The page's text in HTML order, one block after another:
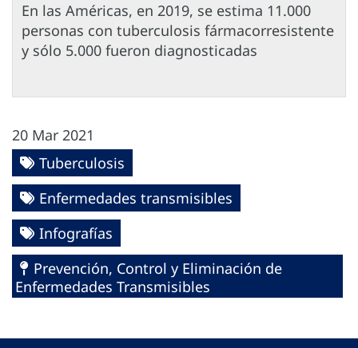
En las Américas, en 2019, se estima 11.000
personas con tuberculosis fármacorresistente
y sólo 5.000 fueron diagnosticadas
20 Mar 2021
Tuberculosis
Enfermedades transmisibles
Infografías
Prevención, Control y Eliminación de
Enfermedades Transmisibles